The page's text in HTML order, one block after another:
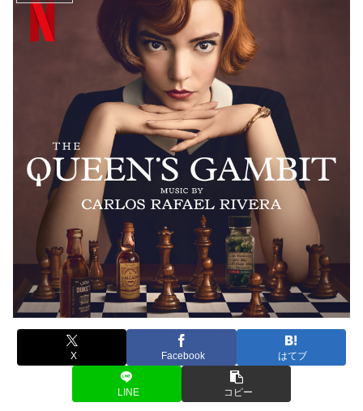
X Facebook はてブ
LINE コピー